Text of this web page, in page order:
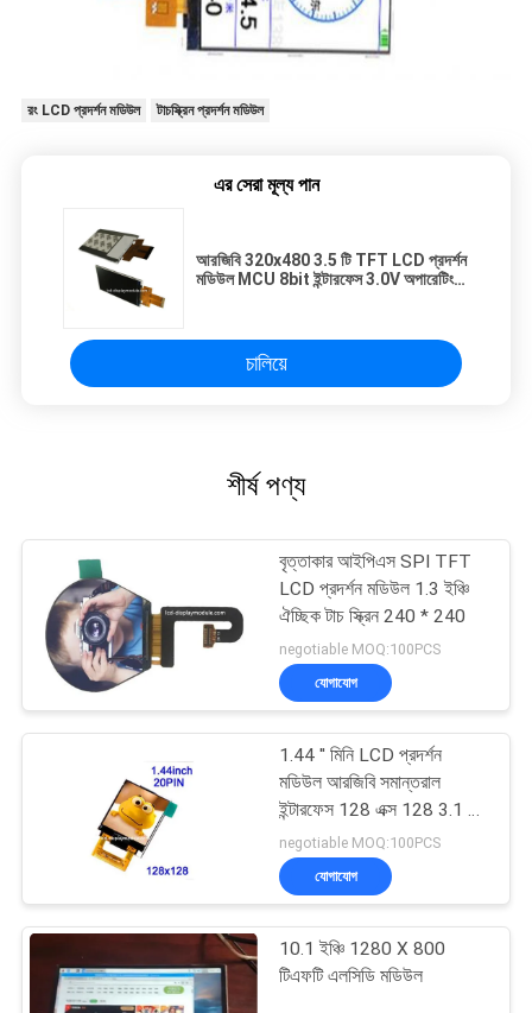
রং LCD প্রদর্শন মডিউল টাচস্ক্রিন প্রদর্শন মডিউল
এর সেরা মূল্য পান
আরজিবি 320x480 3.5 টি TFT LCD প্রদর্শন
মডিউল MCU 8bit ইন্টারফেস 3.0V অপারেটিং
চালিয়ে
শীর্ষ পণ্য
বৃত্তাকার আইপিএস SPI TFT
LCD প্রদর্শন মডিউল 1.3 ইঞ্চি
ঐচ্ছিক টাচ স্ক্রিন 240 * 240
negotiable MOQ:100PCS
যোগাযোগ
1.44 '' মিনি LCD প্রদর্শন
মডিউল আরজিবি সমান্তরাল
ইন্টারফেস 128 এক্স 128 3.1 ভি
অপারেটিং
negotiable MOQ:100PCS
যোগাযোগ
10.1 ইঞ্চি 1280 X 800
টিএফটি এলসিডি মডিউল